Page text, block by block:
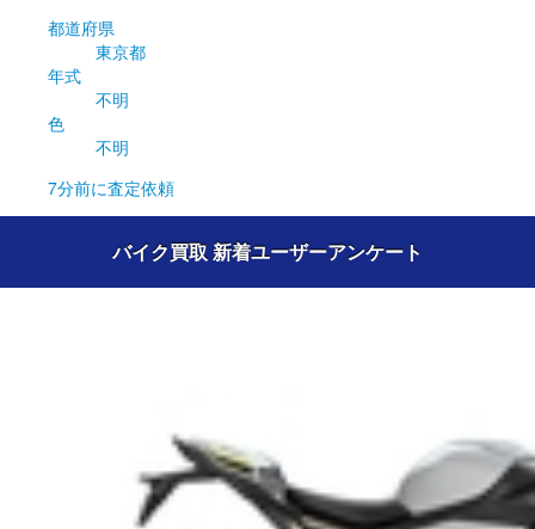
都道府県
東京都
年式
不明
色
不明
7分前に査定依頼
バイク買取 新着ユーザーアンケート